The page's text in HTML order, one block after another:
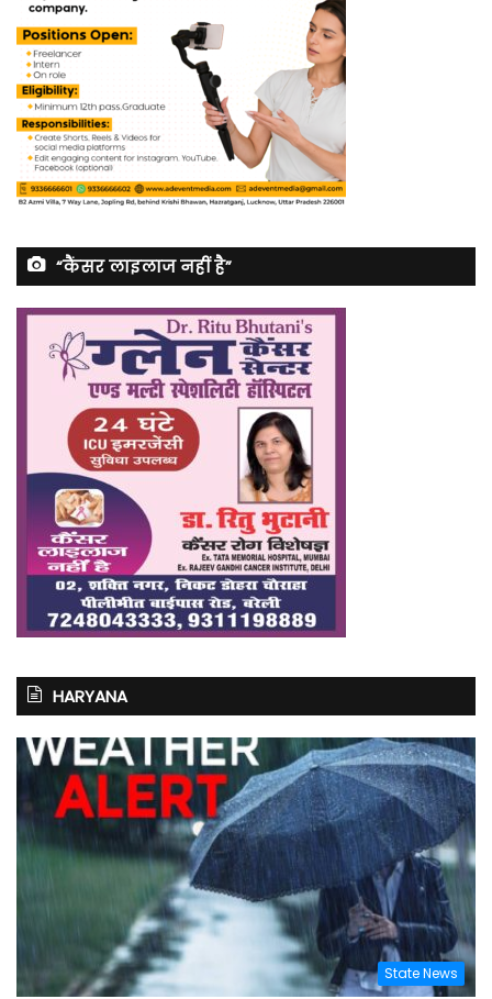
“कैंसर लाइलाज नहीं है”
HARYANA
State News